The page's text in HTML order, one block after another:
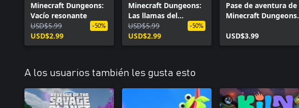
Minecraft Dungeons:
Vacío resonante
USD$5.99
USD$2.99
-50%
Minecraft Dungeons:
Las llamas del
inframundo
USD$5.99
USD$2.99
-50%
Pase de aventura de
Minecraft Dungeons:
USD$3.99
A los usuarios también les gusta esto